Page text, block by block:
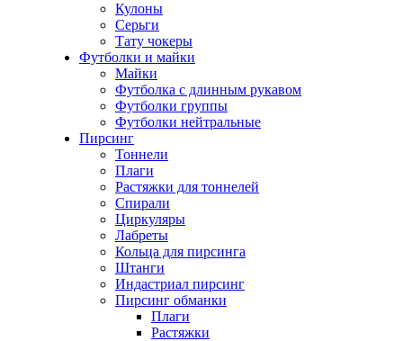
Кулоны
Серьги
Тату чокеры
Футболки и майки
Майки
Футболка с длинным рукавом
Футболки группы
Футболки нейтральные
Пирсинг
Тоннели
Плаги
Растяжки для тоннелей
Спирали
Циркуляры
Лабреты
Кольца для пирсинга
Штанги
Индастриал пирсинг
Пирсинг обманки
Плаги
Растяжки